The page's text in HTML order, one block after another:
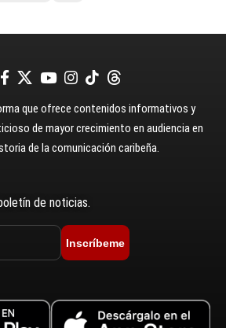
que ofrece contenidos informativos y
de mayor crecimiento en audiencia en
de la comunicación caribeña.
de noticias.
Inscríbeme